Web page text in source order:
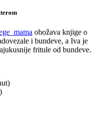
obožava knjige o
i bundeve, a Iva je
fritule od bundeve.